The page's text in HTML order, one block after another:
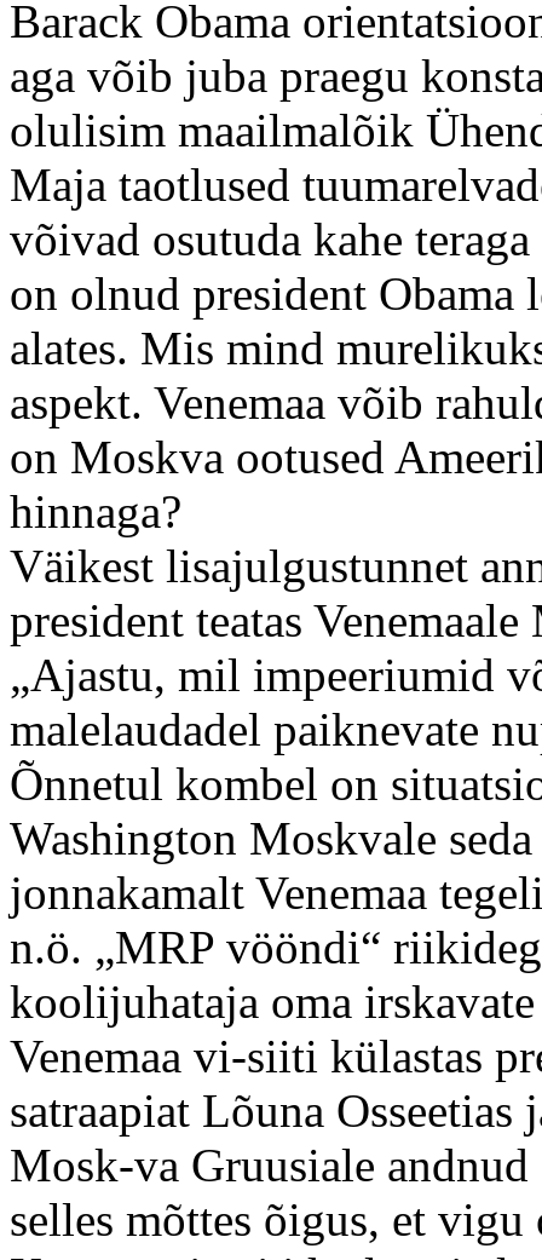
Barack Obama
aga võib juba praegu
olulisim maailmalõik
Maja taotlused
võivad osutuda kahe
on olnud president
alates. Mis mind
aspekt. Venemaa võib
on Moskva ootused
hinnaga?
Väikest lisajulgustunnet
president teatas
„Ajastu, mil impeeriumid
malelaudadel paiknevate
Õnnetul kombel on
Washington Moskvale
jonnakamalt Venemaa
n.ö. „MRP vööndi“
koolijuhataja oma
Venemaa vi-siiti külastas
satraapiat Lõuna
Mosk-va Gruusiale
selles mõttes õigus, et vigu